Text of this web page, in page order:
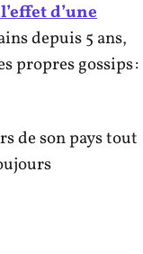
d’une
depuis 5 ans,
propres gossips :
de son pays tout